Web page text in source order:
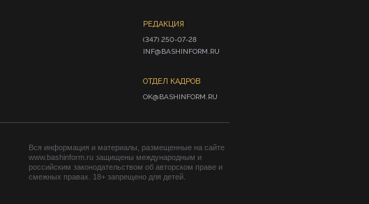
РЕДАКЦИЯ
(347) 250-07-28
INF@BASHINFORM.RU
ОТДЕЛ КАДРОВ
OK@BASHINFORM.RU
Вся информация и материалы, размещенные на сайте
www.bashinform.ru защищены международным и
российским законодательством об авторском праве и
смежных правах. 18+ запрещено для детей.